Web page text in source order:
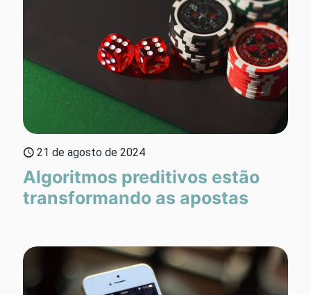
21 de agosto de 2024
Algoritmos preditivos estão
transformando as apostas